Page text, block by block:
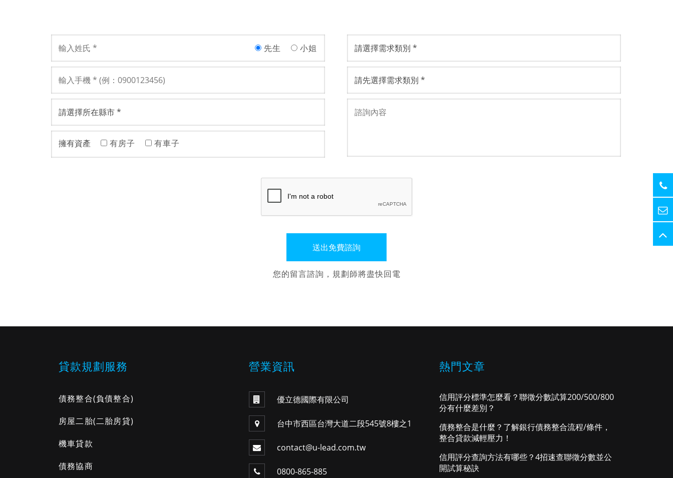
先生 小姐
擁有資產 有房子 有車子
您的留言諮詢，規劃師將盡快回電
貸款規劃服務
債務整合(負債整合)
房屋二胎(二胎房貸)
機車貸款
債務協商
營業資訊
優立德國際有限公司
台中市西區台灣大道二段545號8樓之1
contact@u-lead.com.tw
0800-865-885
熱門文章
信用評分標準怎麼看？聯徵分數試算200/500/800
分有什麼差別？
債務整合是什麼？了解銀行債務整合流程/條件，
整合貸款減輕壓力！
信用評分查詢方法有哪些？4招速查聯徵分數並公
開試算秘訣